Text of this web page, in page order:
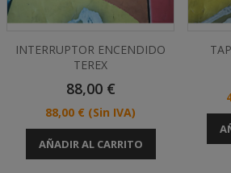
INTERRUPTOR ENCENDIDO
TEREX
Precio
88,00 €
Precio
88,00 € (Sin IVA)
AÑADIR AL CARRITO